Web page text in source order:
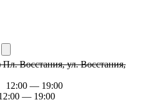
Восстания, ул. Восстания,
— 19:00
— 19:00